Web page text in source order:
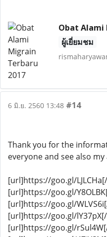
Obat Alami
ผู้เยี่ยมชม
6 มิ.ย. 2560 13:48 #14
Thank you for the
everyone and see also
[url]https://goo.gl/
[url]https://goo.gl/
[url]https://goo.gl/
[url]https://goo.gl/
[url]https://goo.gl/